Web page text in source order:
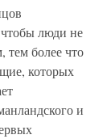
чтобы люди не
тем более что
которых
и